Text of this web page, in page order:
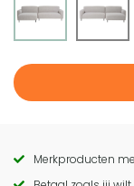
CallMerkproducten